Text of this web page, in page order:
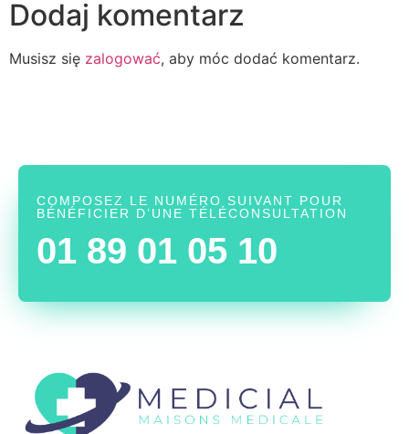
Dodaj komentarz
Musisz się zalogować, aby móc dodać komentarz.
COMPOSEZ LE NUMÉRO SUIVANT POUR
BÉNÉFICIER D’UNE TÉLÉCONSULTATION
01 89 01 05 10